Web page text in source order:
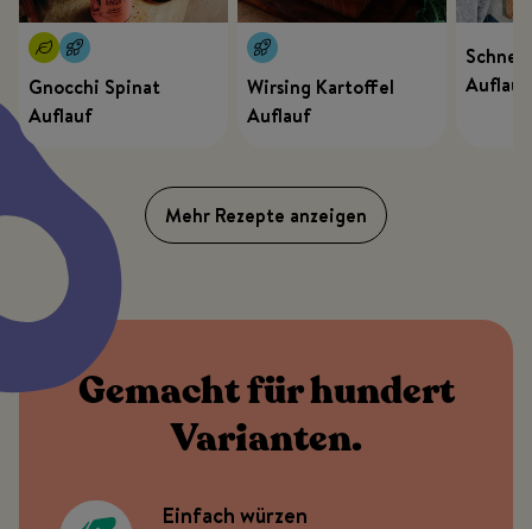
Gnocchi Spinat
Auflauf
Wirsing Kartoffel
Auflauf
Auflauf
Mehr Rezepte anzeigen
Gemacht für hundert
Varianten.
Einfach würzen